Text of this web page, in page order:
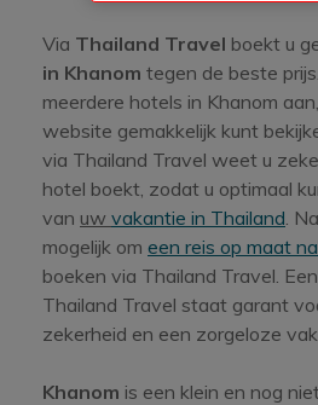
Via Thailand Travel boekt u
in Khanom tegen de beste
meerdere hotels in Khanom
website gemakkelijk kunt
via Thailand Travel weet u
hotel boekt, zodat u optimaal
van uw vakantie in Thailand.
mogelijk om een reis op maat
boeken via Thailand Travel.
Thailand Travel staat garant
zekerheid en een zorgeloze
Khanom is een klein en nog